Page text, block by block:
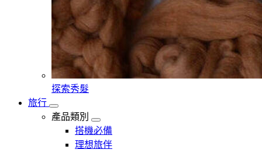
探索秀髮
旅行
產品類別
搭機必備
理想旅伴